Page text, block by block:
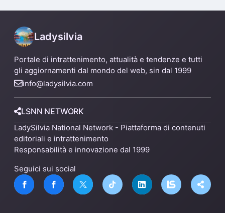
Ladysilvia
Portale di intrattenimento, attualità e tendenze e tutti
gli aggiornamenti dal mondo del web, sin dal 1999
info@ladysilvia.com
LSNN NETWORK
LadySilvia National Network - Piattaforma di contenuti
editoriali e intrattenimento
Responsabilità e innovazione dal 1999
Seguici sui social